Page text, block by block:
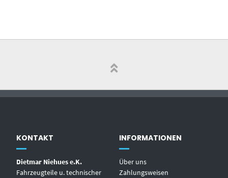
KONTAKT
Dietmar Niehues e.K.
Fahrzeugteile u. technischer
INFORMATIONEN
Über uns
Zahlungsweisen